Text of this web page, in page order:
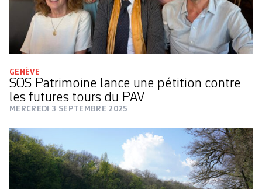
GENÈVE
SOS Patrimoine lance une pétition contre
les futures tours du PAV
MERCREDI 3 SEPTEMBRE 2025